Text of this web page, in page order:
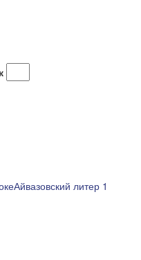
Айвазовский литер 1